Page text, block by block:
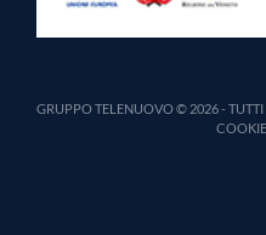
GRUPPO TELENUOVO © 2026 - TUTTI
COOKIE